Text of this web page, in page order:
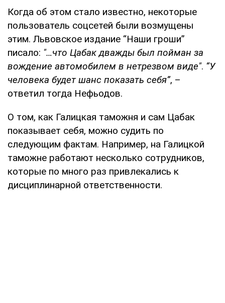
Когда об этом стало известно, некоторые
пользователь соцсетей были возмущены
этим. Львовское издание “Наши гроши”
писало: "…что Цабак дважды был пойман за
вождение автомобилем в нетрезвом виде". “У
человека будет шанс показать себя”, –
ответил тогда Нефьодов.
О том, как Галицкая таможня и сам Цабак
показывает себя, можно судить по
следующим фактам. Например, на Галицкой
таможне работают несколько сотрудников,
которые по много раз привлекались к
дисциплинарной ответственности.